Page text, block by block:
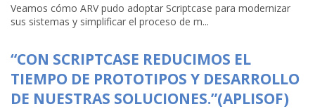
Veamos cómo ARV pudo adoptar Scriptcase para modernizar
sus sistemas y simplificar el proceso de m...
“CON SCRIPTCASE REDUCIMOS EL
TIEMPO DE PROTOTIPOS Y DESARROLLO
DE NUESTRAS SOLUCIONES.”(APLISOF)